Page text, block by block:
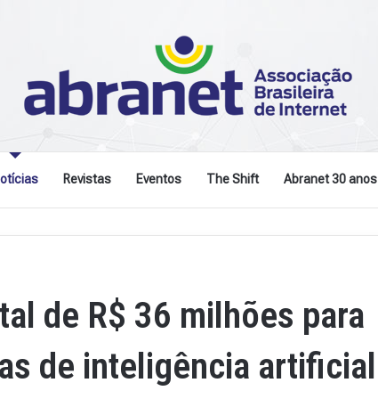
Revistas Eventos The Shift Abranet 30 anos
de R$ 36 milhões para
de inteligência artificial